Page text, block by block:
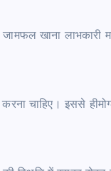
खाना लाभकारी
चाहिए। इससे